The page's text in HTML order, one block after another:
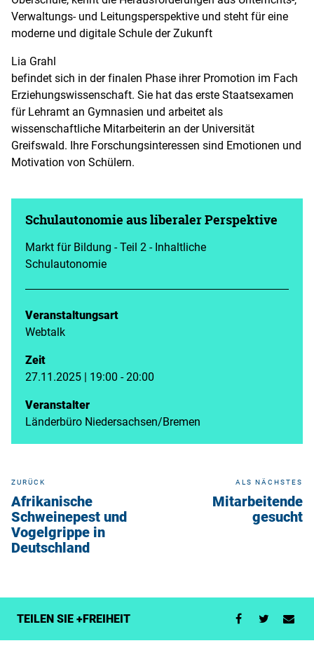
Verwaltungs- und Leitungsperspektive und steht für eine
moderne und digitale Schule der Zukunft
Lia Grahl
befindet sich in der finalen Phase ihrer Promotion im Fach
Erziehungswissenschaft. Sie hat das erste Staatsexamen
für Lehramt an Gymnasien und arbeitet als
wissenschaftliche Mitarbeiterin an der Universität
Greifswald. Ihre Forschungsinteressen sind Emotionen und
Motivation von Schülern.
Schulautonomie aus liberaler Perspektive
Markt für Bildung - Teil 2 - Inhaltliche
Schulautonomie
Veranstaltungsart
Webtalk
Zeit
27.11.2025 | 19:00 - 20:00
Veranstalter
Länderbüro Niedersachsen/Bremen
ZURÜCK
Afrikanische
Schweinepest und
Vogelgrippe in
Deutschland
ALS NÄCHSTES
Mitarbeitende
gesucht
TEILEN SIE +FREIHEIT